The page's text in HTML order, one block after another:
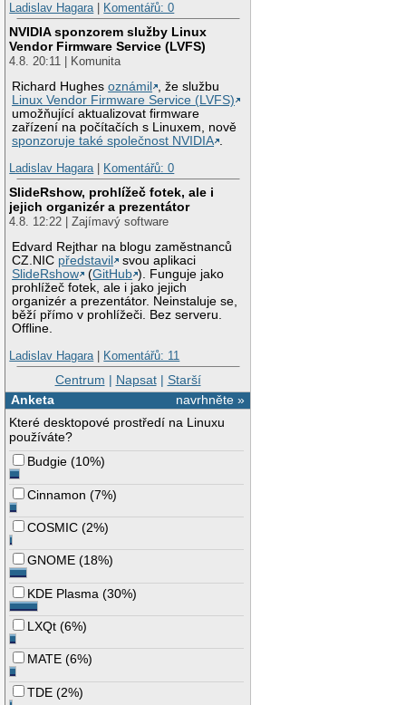
Ladislav Hagara| Komentářů: 0
NVIDIA sponzorem služby Linux
Vendor Firmware Service (LVFS)
4.8. 20:11 | Komunita
Richard Hughesoznámil
, že službu
Linux Vendor Firmware Service (LVFS)
umožňující aktualizovat firmware
zařízení na počítačích s Linuxem, nově
sponzoruje také společnost NVIDIA .
Ladislav Hagara| Komentářů: 0
SlideRshow, prohlížeč fotek, ale i
jejich organizér a prezentátor
4.8. 12:22 | Zajímavý software
Edvard Rejthar na blogu zaměstnanců
CZ.NIC představil
svou aplikaci
SlideRshow
(GitHub ). Funguje jako
prohlížeč fotek, ale i jako jejich
organizér a prezentátor. Neinstaluje se,
běží přímo v prohlížeči. Bez serveru.
Offline.
Ladislav Hagara| Komentářů: 11
Centrum | Napsat| Starší
navrhněte »
Anketa
Které desktopové prostředí na Linuxu
používáte?
Budgie (10%)
Cinnamon (7%)
COSMIC (2%)
GNOME (18%)
KDE Plasma (30%)
LXQt (6%)
MATE (6%)
TDE (2%)